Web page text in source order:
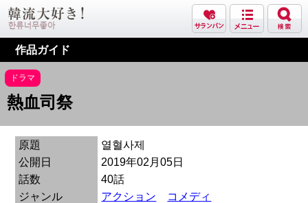
作品ガイド
ドラマ
熱血司祭
原題
열혈사제
公開日
2019年02月05日
話数
40話
ジャンル
アクション コメディ